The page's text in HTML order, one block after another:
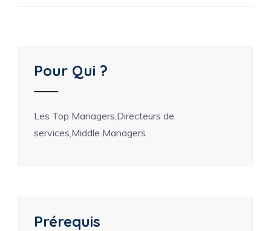
Pour Qui ?
Les Top Managers,Directeurs de
services,Middle Managers.
Prérequis